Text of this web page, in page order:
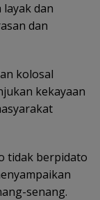
dan
dan
kolosal
kekayaan
tidak berpidato
senang.